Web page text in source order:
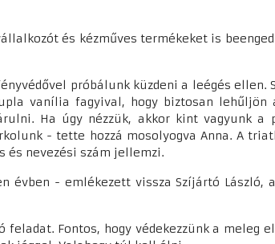
és kézműves termékeket is
próbálunk küzdeni a leégés
vanília fagyival, hogy biztosan lehűljön
Ha úgy nézzük, akkor kint vagyunk a
- tette hozzá mosolyogva Anna. A
és nevezési szám jellemzi.
- emlékezett vissza Szíjártó László,
Fontos, hogy védekezzünk a meleg